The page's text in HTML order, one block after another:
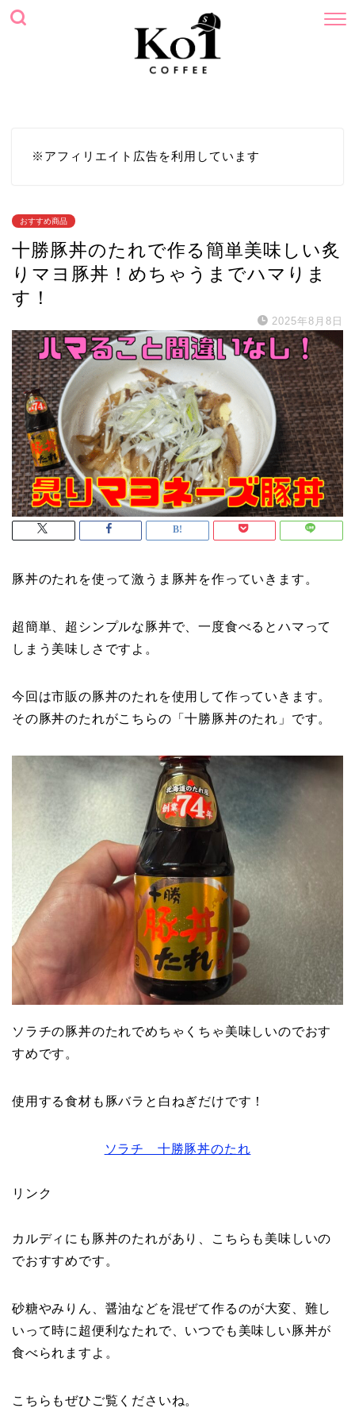
※アフィリエイト広告を利用しています
おすすめ商品
十勝豚丼のたれで作る簡単美味しい炙
りマヨ豚丼！めちゃうまでハマりま
す！
2025年8月8日
豚丼のたれを使って激うま豚丼を作っていきます。
超簡単、超シンプルな豚丼で、一度食べるとハマって
しまう美味しさですよ。
今回は市販の豚丼のたれを使用して作っていきます。
その豚丼のたれがこちらの「十勝豚丼のたれ」です。
ソラチの豚丼のたれでめちゃくちゃ美味しいのでおす
すめです。
使用する食材も豚バラと白ねぎだけです！
ソラチ 十勝豚丼のたれ
リンク
カルディにも豚丼のたれがあり、こちらも美味しいの
でおすすめです。
砂糖やみりん、醤油などを混ぜて作るのが大変、難し
いって時に超便利なたれで、いつでも美味しい豚丼が
食べられますよ。
こちらもぜひご覧くださいね。